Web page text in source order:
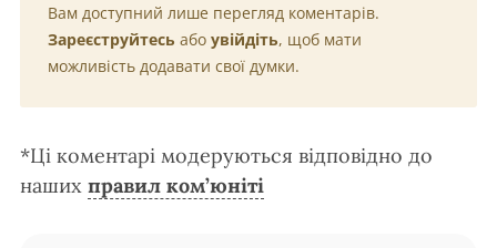
Вам доступний лише перегляд коментарів.
Зареєструйтесь або увійдіть, щоб мати
можливість додавати свої думки.
*Ці коментарі модеруються відповідно до
наших правил ком’юніті